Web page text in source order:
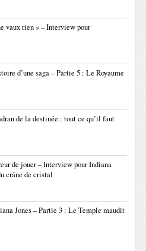
vaux rien » – Interview pour
d’une saga – Partie 5 : Le Royaume
de la destinée : tout ce qu’il faut
de jouer – Interview pour Indiana
crâne de cristal
Jones – Partie 3 : Le Temple maudit